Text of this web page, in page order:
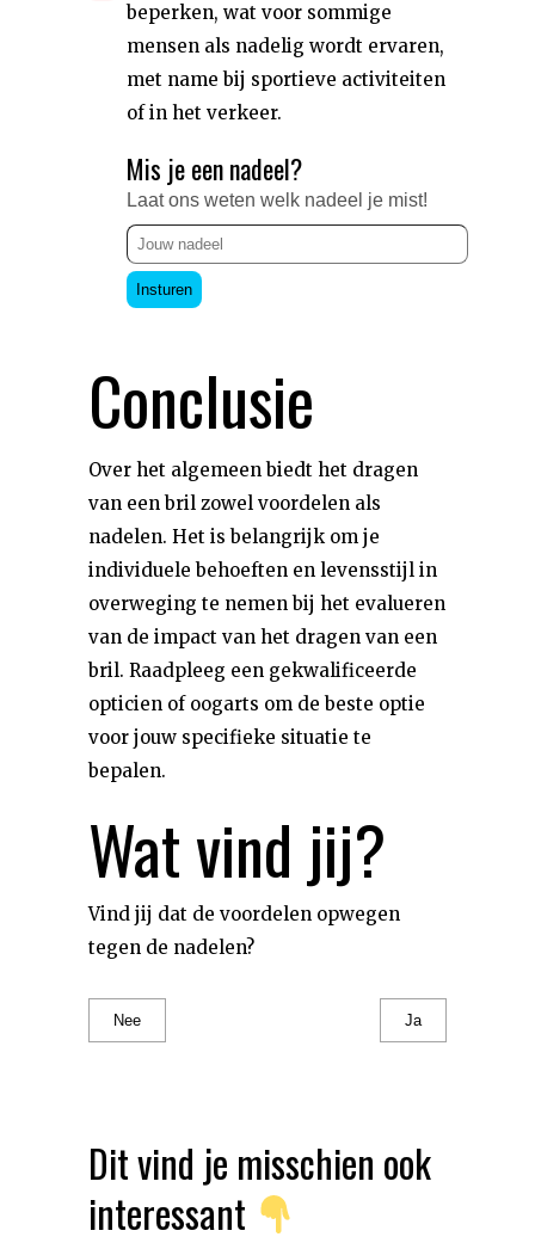
beperken, wat voor sommige
mensen als nadelig wordt ervaren,
met name bij sportieve activiteiten
of in het verkeer.
Mis je een nadeel?
Laat ons weten welk nadeel je mist!
Insturen
Conclusie
Over het algemeen biedt het dragen
van een bril zowel voordelen als
nadelen. Het is belangrijk om je
individuele behoeften en levensstijl in
overweging te nemen bij het evalueren
van de impact van het dragen van een
bril. Raadpleeg een gekwalificeerde
opticien of oogarts om de beste optie
voor jouw specifieke situatie te
bepalen.
Wat vind jij?
Vind jij dat de voordelen opwegen
tegen de nadelen?
Nee Ja
Dit vind je misschien ook
interessant